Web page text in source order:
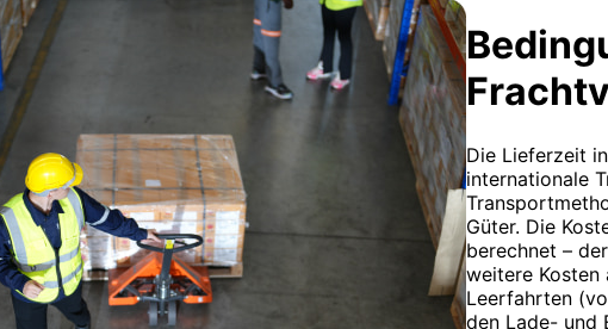
Die Lieferzeit
internationale
Güter. Die
berechnet –
weitere Kosten
Leerfahrten
den Lade- und